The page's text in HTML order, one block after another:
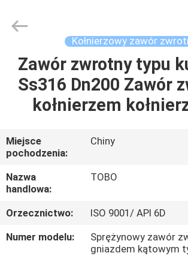
DOM
PRODUKTY
O
NAS
WYCIECZKA
PO
FABRYCE
STEEL
GROUP
Reserved.
Kołnierzowy zawór
Zawór zwrotny typu
Ss316 Dn200 Zawór
kołnierzem
Miejsce
pochodzenia:
Chiny
Nazwa
handlowa:
TOBO
Orzecznictwo:
ISO 9001/ API 6D
Numer modelu:
Sprężynowy zawór
gniazdem kątowym